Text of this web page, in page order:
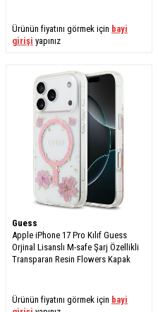
Ürünün fiyatını görmek için bayi
girişi yapınız
Guess
Apple iPhone 17 Pro Kılıf Guess
Orjinal Lisanslı M-safe Şarj Özellikli
Transparan Resin Flowers Kapak
Ürünün fiyatını görmek için bayi